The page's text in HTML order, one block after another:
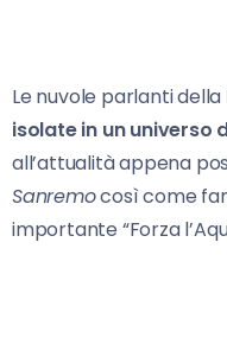
Le nuvole parlanti della
isolate in un universo
all’attualità appena
Sanremocosì come
importante “Forza